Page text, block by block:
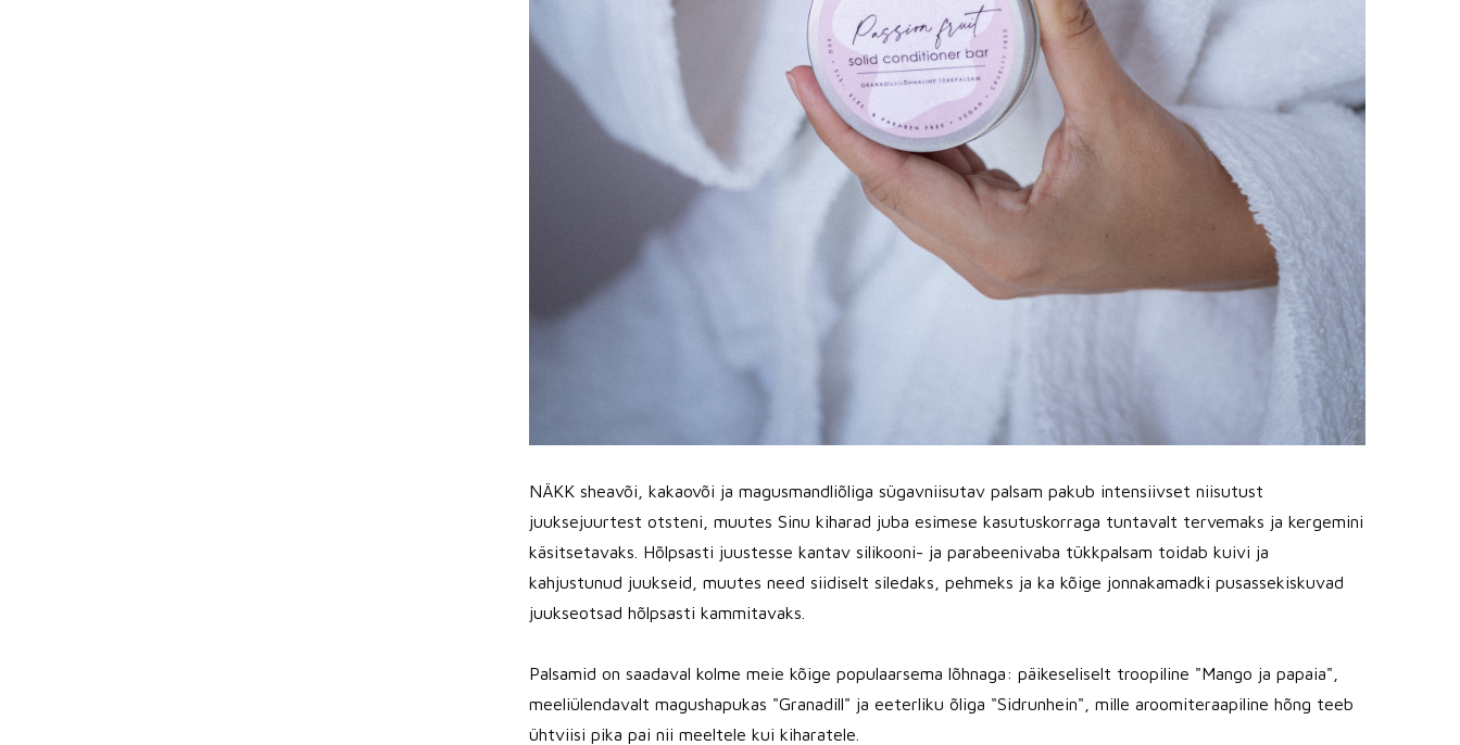
NÄKK sheavõi, kakaovõi ja magusmandliõliga sügavniisutav palsam pakub intensiivset niisutust
juuksejuurtest otsteni, muutes Sinu kiharad juba esimese kasutuskorraga tuntavalt tervemaks ja kergemini
käsitsetavaks. Hõlpsasti juustesse kantav silikooni- ja parabeenivaba tükkpalsam toidab kuivi ja
kahjustunud juukseid, muutes need siidiselt siledaks, pehmeks ja ka kõige jonnakamadki pusassekiskuvad
juukseotsad hõlpsasti kammitavaks.
Palsamid on saadaval kolme meie kõige populaarsema lõhnaga: päikeseliselt troopiline "Mango ja papaia",
meeliülendavalt magushapukas "Granadill" ja eeterliku õliga "Sidrunhein", mille aroomiteraapiline hõng teeb
ühtviisi pika pai nii meeltele kui kiharatele.